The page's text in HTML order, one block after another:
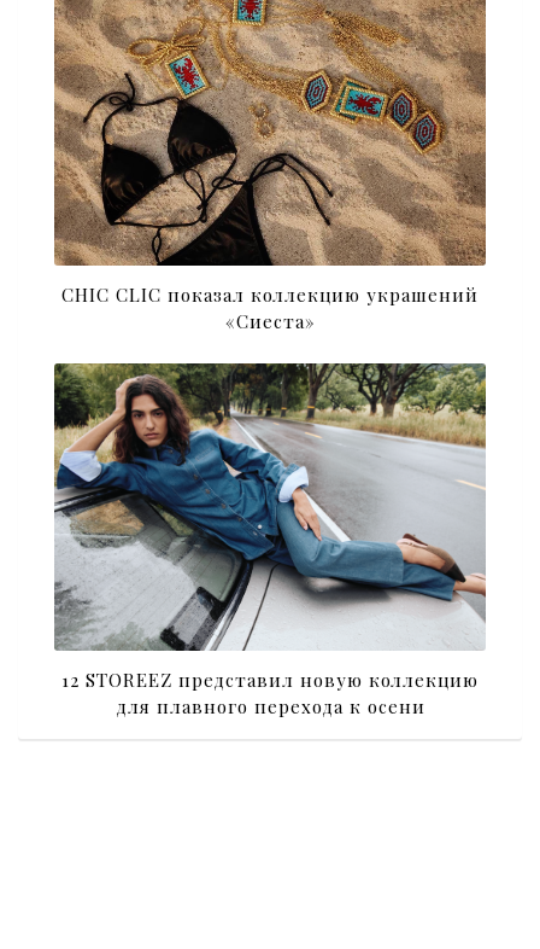
CHIC CLIC показал коллекцию украшений
«Сиеста»
12 STOREEZ представил новую коллекцию
для плавного перехода к осени